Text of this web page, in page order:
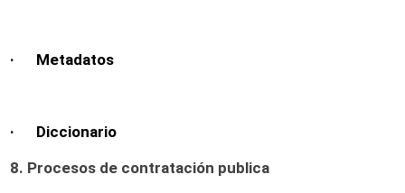
· Metadatos
· Diccionario
8. Procesos de contratación publica